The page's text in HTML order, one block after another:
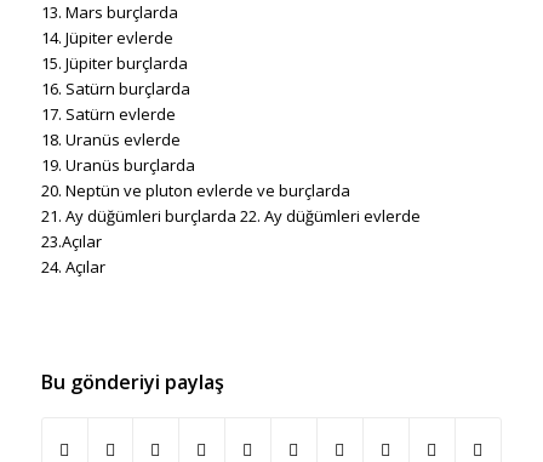
13. Mars burçlarda
14. Jüpiter evlerde
15. Jüpiter burçlarda
16. Satürn burçlarda
17. Satürn evlerde
18. Uranüs evlerde
19. Uranüs burçlarda
20. Neptün ve pluton evlerde ve burçlarda
21. Ay düğümleri burçlarda 22. Ay düğümleri evlerde
23.Açılar
24. Açılar
Bu gönderiyi paylaş